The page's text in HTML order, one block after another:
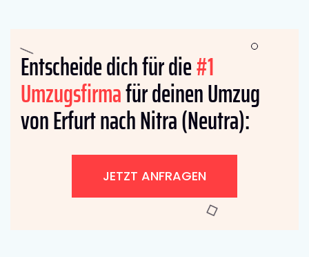
Entscheide dich für die#1
Umzugsfirmafür deinen Umzug
von Erfurt nach Nitra (Neutra):
JETZT ANFRAGEN